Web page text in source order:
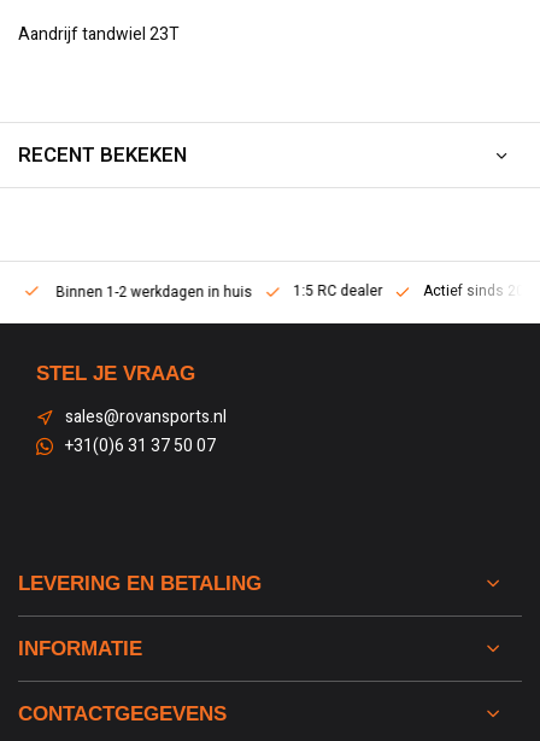
Aandrijf tandwiel 23T
RECENT BEKEKEN
Binnen 1-2 werkdagen in huis 1:5 RC dealer Actief sinds 2013
STEL JE VRAAG
sales@rovansports.nl
+31(0)6 31 37 50 07
LEVERING EN BETALING
INFORMATIE
CONTACTGEGEVENS